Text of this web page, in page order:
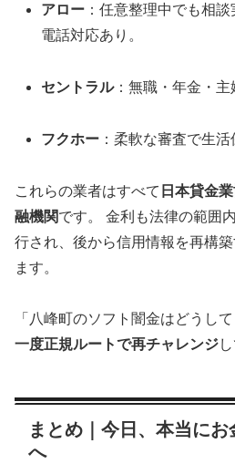
アロー ：任意整理中でも相
電話対応あり。
セントラル：無職・年金・主
フクホー ：柔軟な審査で生
これらの業者はすべて 日本貸金
融機関です。 金利も法律の範囲
行され、後から信用情報を再構
ます。
「八峰町のソフト闇金はどうし
一度正規ルートで再チャレンジ
まとめ｜今日、本当に
へ